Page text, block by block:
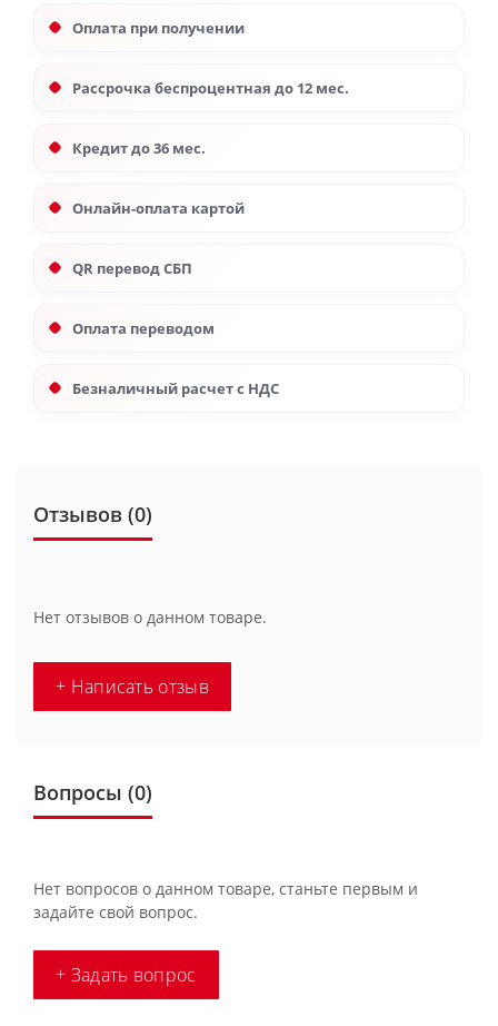
Оплата при получении
Рассрочка беспроцентная до 12 мес.
Кредит до 36 мес.
Онлайн-оплата картой
QR перевод СБП
Оплата переводом
Безналичный расчет с НДС
Отзывов (0)
Нет отзывов о данном товаре.
+ Написать отзыв
Вопросы (0)
Нет вопросов о данном товаре, станьте первым и
задайте свой вопрос.
+ Задать вопрос